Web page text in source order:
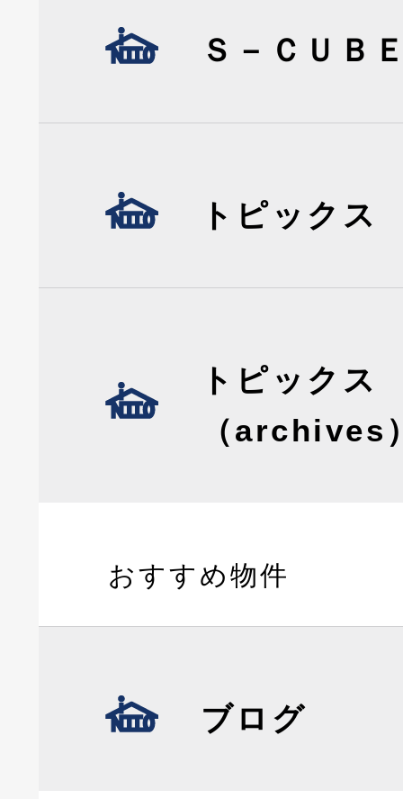
Ｓ－ＣＵＢ
トピックス
トピックス
（archives
おすすめ物件
ブログ